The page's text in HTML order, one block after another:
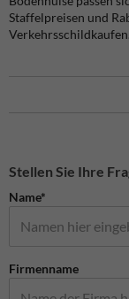
Staffelpreisen und
Stellen Sie Ihre
Name*
Firmenname